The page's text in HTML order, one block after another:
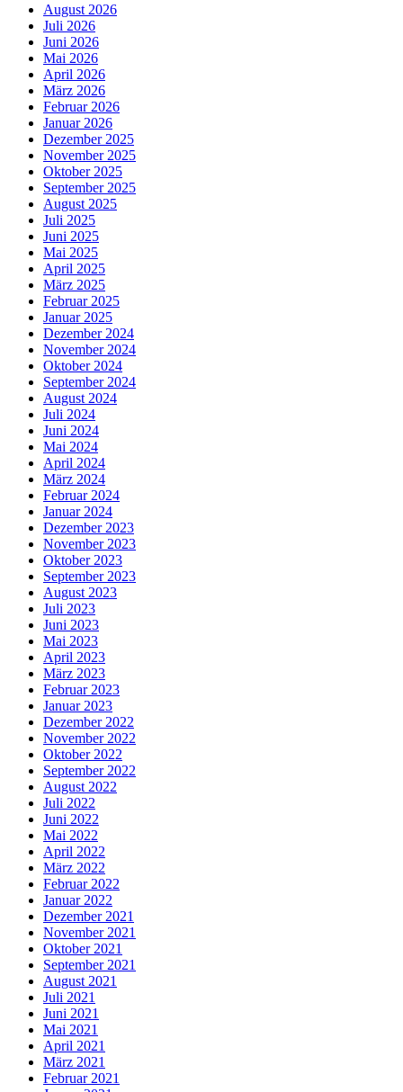
August 2026
Juli 2026
Juni 2026
Mai 2026
April 2026
März 2026
Februar 2026
Januar 2026
Dezember 2025
November 2025
Oktober 2025
September 2025
August 2025
Juli 2025
Juni 2025
Mai 2025
April 2025
März 2025
Februar 2025
Januar 2025
Dezember 2024
November 2024
Oktober 2024
September 2024
August 2024
Juli 2024
Juni 2024
Mai 2024
April 2024
März 2024
Februar 2024
Januar 2024
Dezember 2023
November 2023
Oktober 2023
September 2023
August 2023
Juli 2023
Juni 2023
Mai 2023
April 2023
März 2023
Februar 2023
Januar 2023
Dezember 2022
November 2022
Oktober 2022
September 2022
August 2022
Juli 2022
Juni 2022
Mai 2022
April 2022
März 2022
Februar 2022
Januar 2022
Dezember 2021
November 2021
Oktober 2021
September 2021
August 2021
Juli 2021
Juni 2021
Mai 2021
April 2021
März 2021
Februar 2021